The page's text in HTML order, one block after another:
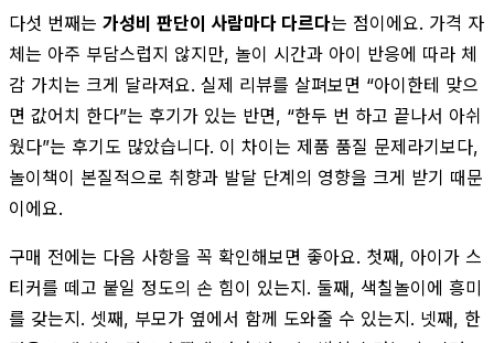
다섯 번째는 가성비 판단이 사람마다 다르다는 점이에요. 가격 자
체는 아주 부담스럽지 않지만, 놀이 시간과 아이 반응에 따라 체
감 가치는 크게 달라져요. 실제 리뷰를 살펴보면 “아이한테 맞으
면 값어치 한다”는 후기가 있는 반면, “한두 번 하고 끝나서 아쉬
웠다”는 후기도 많았습니다. 이 차이는 제품 품질 문제라기보다,
놀이책이 본질적으로 취향과 발달 단계의 영향을 크게 받기 때문
이에요.
구매 전에는 다음 사항을 꼭 확인해보면 좋아요. 첫째, 아이가 스
티커를 떼고 붙일 정도의 손 힘이 있는지. 둘째, 색칠놀이에 흥미
를 갖는지. 셋째, 부모가 옆에서 함께 도와줄 수 있는지. 넷째, 한